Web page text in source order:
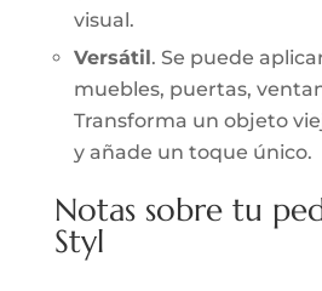
visual.
Versátil . Se puede
muebles, puertas,
Transforma un objeto
y añade un toque único.
Notas sobre tu
Styl